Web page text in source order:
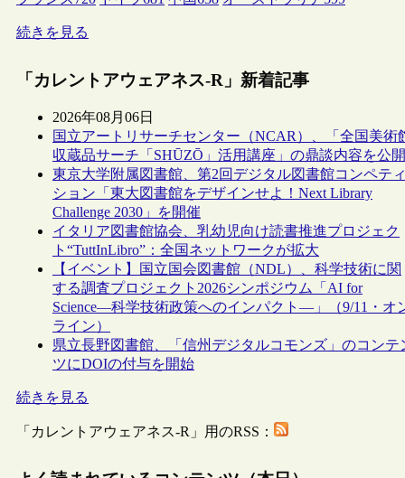
続きを見る
「カレントアウェアネス-R」新着記事
2026年08月06日
国立アートリサーチセンター（NCAR）、「全国美術
収蔵品サーチ「SHŪZŌ」活用講座」の鼎談内容を公開
東京大学附属図書館、第2回デジタル図書館コンペティ
ション「東大図書館をデザインせよ！Next Library
Challenge 2030」を開催
イタリア図書館協会、乳幼児向け読書推進プロジェク
ト“TuttInLibro”：全国ネットワークが拡大
【イベント】国立国会図書館（NDL）、科学技術に関
する調査プロジェクト2026シンポジウム「AI for
Science―科学技術政策へのインパクト―」（9/11・オ
ライン）
県立長野図書館、「信州デジタルコモンズ」のコンテ
ツにDOIの付与を開始
続きを見る
「カレントアウェアネス-R」用のRSS：